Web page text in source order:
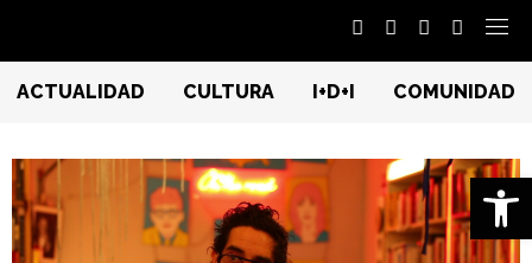
ACTUALIDAD CULTURA I+D+I COMUNIDAD